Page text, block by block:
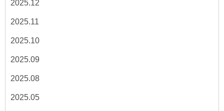
2025.12
2025.11
2025.10
2025.09
2025.08
2025.05